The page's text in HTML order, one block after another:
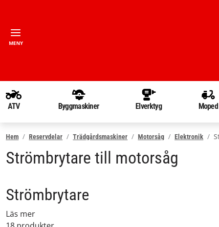
MENY
ATV Byggmaskiner Elverktyg Moped
Hem Reservdelar Trädgårdsmaskiner Motorsåg Elektronik
Strömbrytare till motorsåg
Strömbrytare
Läs mer